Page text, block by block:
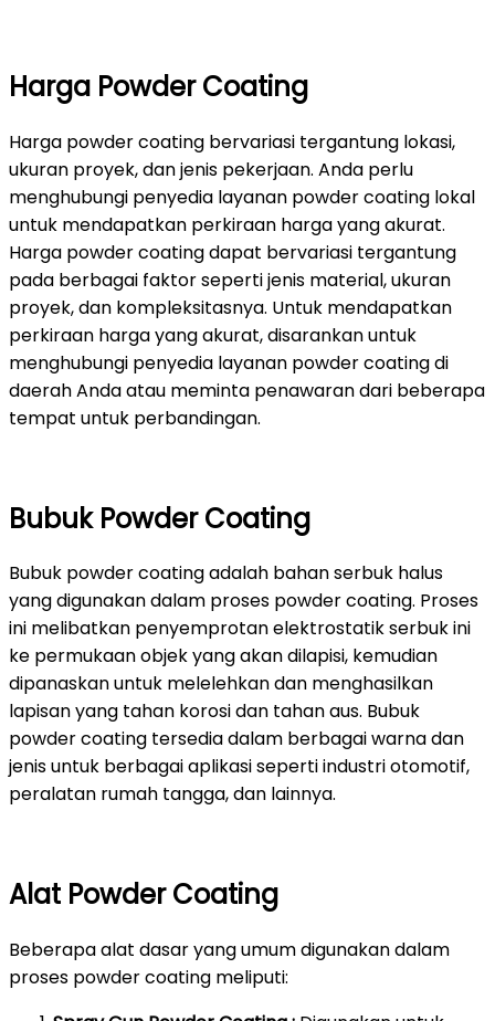
Harga Powder Coating
Harga powder coating bervariasi tergantung lokasi,
ukuran proyek, dan jenis pekerjaan. Anda perlu
menghubungi penyedia layanan powder coating lokal
untuk mendapatkan perkiraan harga yang akurat.
Harga powder coating dapat bervariasi tergantung
pada berbagai faktor seperti jenis material, ukuran
proyek, dan kompleksitasnya. Untuk mendapatkan
perkiraan harga yang akurat, disarankan untuk
menghubungi penyedia layanan powder coating di
daerah Anda atau meminta penawaran dari beberapa
tempat untuk perbandingan.
Bubuk Powder Coating
Bubuk powder coating adalah bahan serbuk halus
yang digunakan dalam proses powder coating. Proses
ini melibatkan penyemprotan elektrostatik serbuk ini
ke permukaan objek yang akan dilapisi, kemudian
dipanaskan untuk melelehkan dan menghasilkan
lapisan yang tahan korosi dan tahan aus. Bubuk
powder coating tersedia dalam berbagai warna dan
jenis untuk berbagai aplikasi seperti industri otomotif,
peralatan rumah tangga, dan lainnya.
Alat Powder Coating
Beberapa alat dasar yang umum digunakan dalam
proses powder coating meliputi: